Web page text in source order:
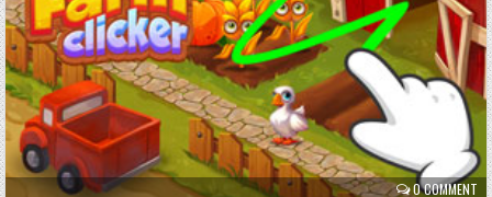
0 COMMENT